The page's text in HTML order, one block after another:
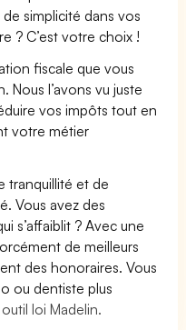
simplicité dans vos
? C’est votre choix !
fiscale que vous
Nous l’avons vu juste
vos impôts tout en
votre métier
tranquillité et de
Vous avez des
s’affaiblit ? Avec une
de meilleurs
des honoraires. Vous
ou dentiste plus
outil loi Madelin.